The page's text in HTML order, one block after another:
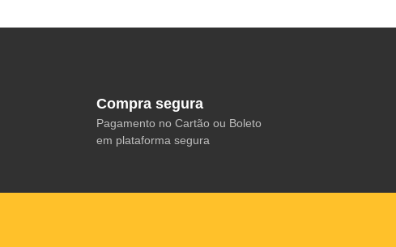
Compra segura
Pagamento no Cartão ou Boleto
em plataforma segura